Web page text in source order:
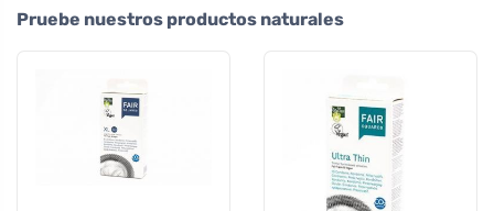
Pruebe nuestros productos naturales